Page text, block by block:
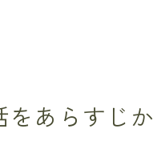
をあらすじか